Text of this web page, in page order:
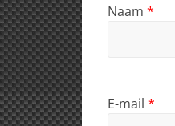
Naam *
E-mail *